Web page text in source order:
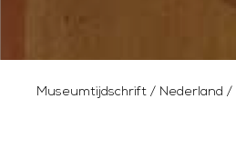
Museumtijdschrift / Nederland /